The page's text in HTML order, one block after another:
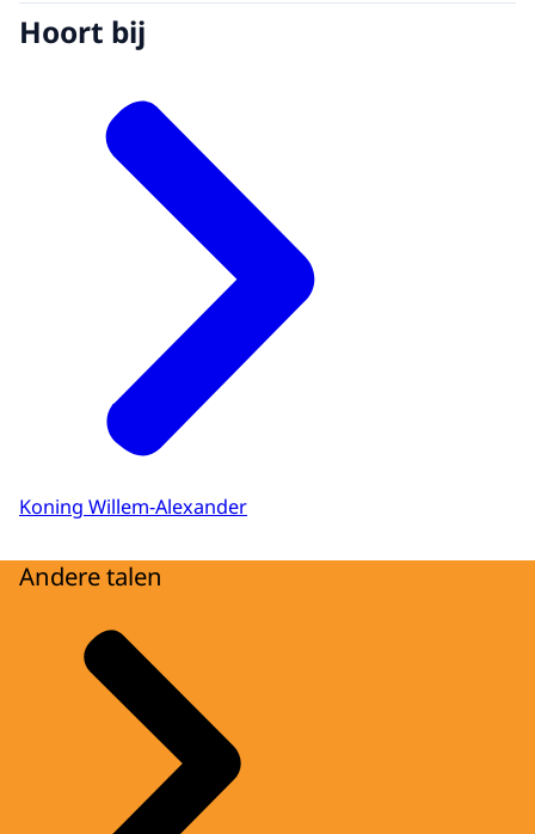
Hoort bij
Koning Willem-Alexander
Andere talen